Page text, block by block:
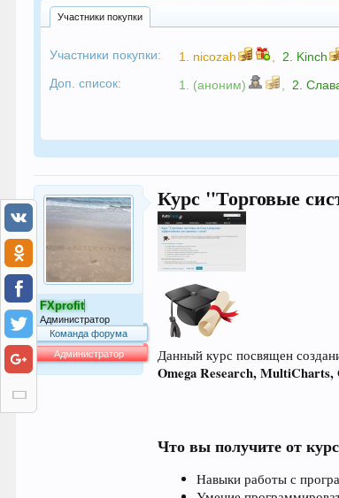
Участники покупки
Участники покупки: 1. nicozah 2. Kinch
Доп. список:
1. (аноним) 2.
FXprofit
Администратор
Команда форума
Администратор
Курс "Торговые
Данный курс посвящен
Omega Research,
Что вы получите от
Навыки работы с